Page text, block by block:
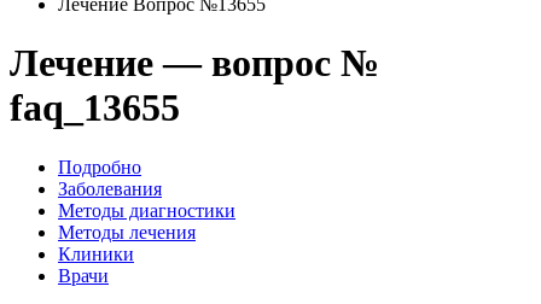
Лечение Вопрос №13655
Лечение — вопрос №
faq_13655
Подробно
Заболевания
Методы диагностики
Методы лечения
Клиники
Врачи